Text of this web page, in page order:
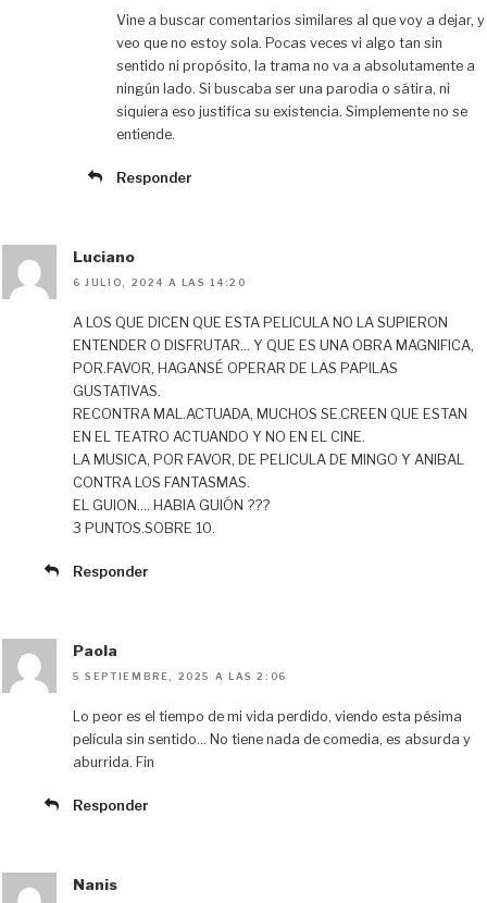
Vine a buscar comentarios similares al que voy a dejar, y
veo que no estoy sola. Pocas veces vi algo tan sin
sentido ni propósito, la trama no va a absolutamente a
ningún lado. Si buscaba ser una parodia o sátira, ni
siquiera eso justifica su existencia. Simplemente no se
entiende.
Responder
Luciano
6 JULIO, 2024 A LAS 14:20
A LOS QUE DICEN QUE ESTA PELICULA NO LA SUPIERON
ENTENDER O DISFRUTAR… Y QUE ES UNA OBRA MAGNIFICA,
POR.FAVOR, HAGANSÉ OPERAR DE LAS PAPILAS
GUSTATIVAS.
RECONTRA MAL.ACTUADA, MUCHOS SE.CREEN QUE ESTAN
EN EL TEATRO ACTUANDO Y NO EN EL CINE.
LA MUSICA, POR FAVOR, DE PELICULA DE MINGO Y ANIBAL
CONTRA LOS FANTASMAS.
EL GUION…. HABIA GUIÓN ???
3 PUNTOS.SOBRE 10.
Responder
Paola
5 SEPTIEMBRE, 2025 A LAS 2:06
Lo peor es el tiempo de mi vida perdido, viendo esta pésima
película sin sentido… No tiene nada de comedia, es absurda y
aburrida. Fin
Responder
Nanis